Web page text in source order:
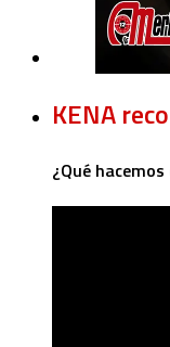
KENA
¿Qué